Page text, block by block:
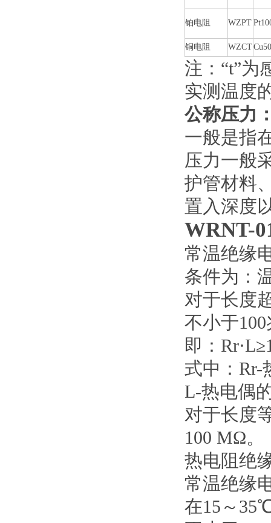
铂电阻 WZPT
铜电阻 WZCTCu50
注：“t”为
实测温度
公称压力
一般是指
压力一般
护管材料
置入深度
WRNT-
常温绝缘
条件为：
对于长度
不小于
即：
式中：Rr-
L-热电偶
对于长度
100 MΩ。
热电阻绝
常温绝缘
在15～